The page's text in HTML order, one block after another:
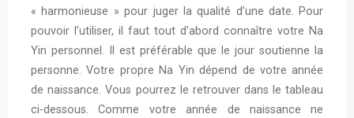
« harmonieuse » pour juger la qualité d’une date. Pour
pouvoir l’utiliser, il faut tout d’abord connaître votre Na
Yin personnel. Il est préférable que le jour soutienne la
personne. Votre propre Na Yin dépend de votre année
de naissance. Vous pourrez le retrouver dans le tableau
ci-dessous. Comme votre année de naissance ne